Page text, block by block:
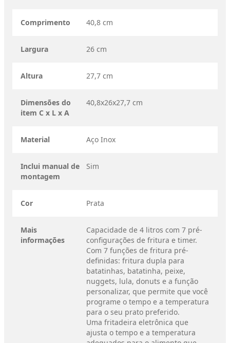
Comprimento 40,8 cm
Largura 26 cm
Altura 27,7 cm
Dimensões do
item C x L x A
40,8x26x27,7 cm
Material Aço Inox
Inclui manual de
montagem
Sim
Cor Prata
Mais
informações
Capacidade de 4 litros com 7 pré-
configurações de fritura e timer.
Com 7 funções de fritura pré-
definidas: fritura dupla para
batatinhas, batatinha, peixe,
nuggets, lula, donuts e a função
personalizar, que permite que você
programe o tempo e a temperatura
para o seu prato preferido.
Uma fritadeira eletrônica que
ajusta o tempo e a temperatura